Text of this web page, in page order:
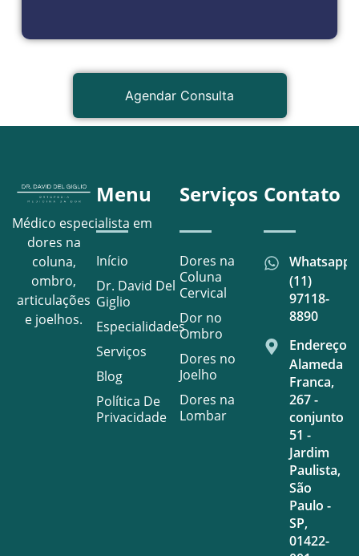
Agendar Consulta
Médico especialista em
dores na
coluna,
ombro,
articulações
e joelhos.
Menu
Início
Dr. David Del
Giglio
Especialidades
Serviços
Blog
Política De
Privacidade
Serviços
Dores na
Coluna
Cervical
Dor no
Ombro
Dores no
Joelho
Dores na
Lombar
Contato
Whatsapp
(11)
97118-
8890
Endereço
Alameda
Franca,
267 -
conjunto
51 -
Jardim
Paulista,
São
Paulo -
SP,
01422-